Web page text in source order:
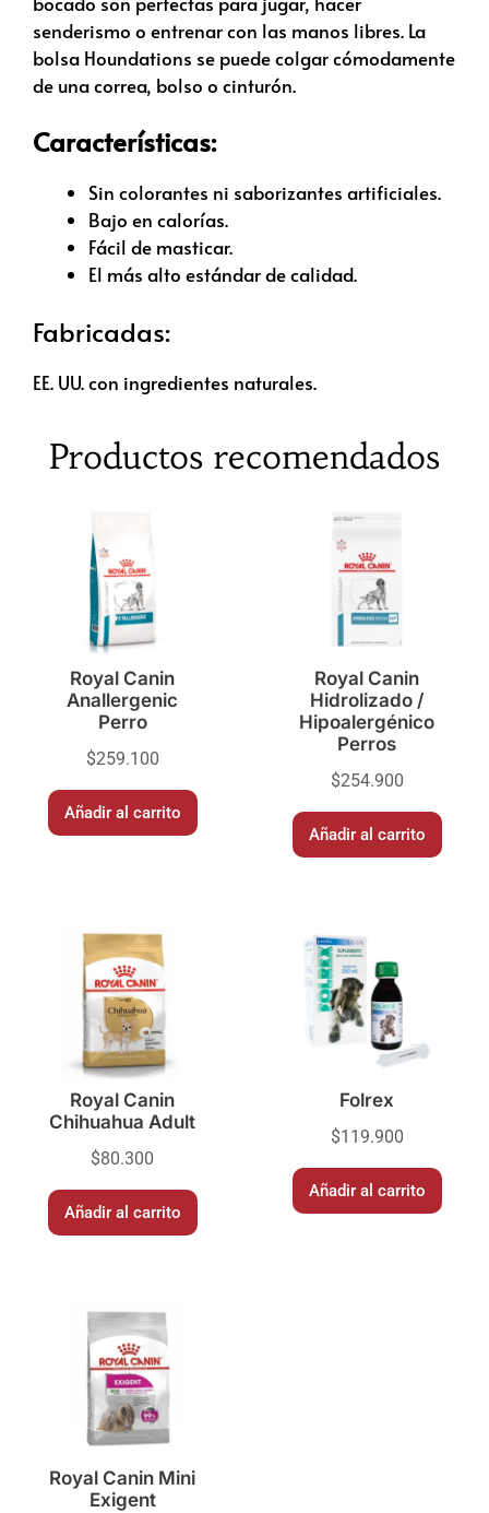
senderismo o entrenar con las manos libres. La
bolsa Houndations se puede colgar cómodamente
de una correa, bolso o cinturón.
Características:
Sin colorantes ni saborizantes artificiales.
Bajo en calorías.
Fácil de masticar.
El más alto estándar de calidad.
Fabricadas:
EE. UU. con ingredientes naturales.
Productos recomendados
Royal Canin
Anallergenic
Perro
$259.100
Añadir al carrito
Royal Canin
Hidrolizado /
Hipoalergénico
Perros
$254.900
Añadir al carrito
Royal Canin
Chihuahua Adult
$80.300
Añadir al carrito
Folrex
$119.900
Añadir al carrito
Royal Canin Mini
Exigent